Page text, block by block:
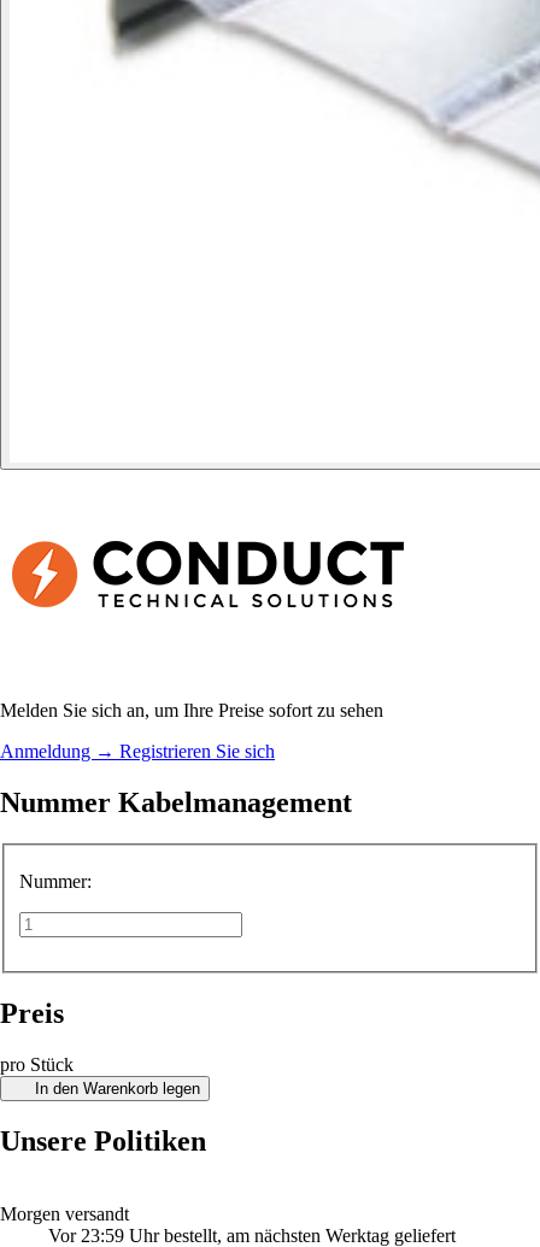
Melden Sie sich an, um Ihre Preise sofort zu sehen
Anmeldung → Registrieren Sie sich
Nummer Kabelmanagement
Nummer:
Preis
pro Stück
In den Warenkorb legen
Unsere Politiken
Morgen versandt
Vor 23:59 Uhr bestellt, am nächsten Werktag geliefert